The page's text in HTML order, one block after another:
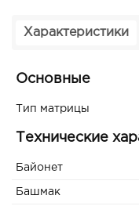
Характеристики
Основные
Тип матрицы
Технические
Байонет
Башмак